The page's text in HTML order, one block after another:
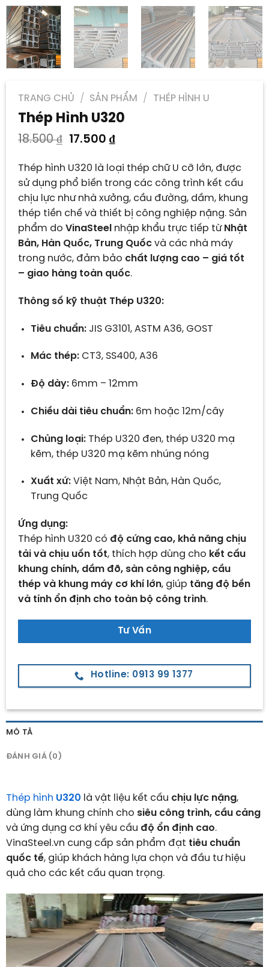
TRANG CHỦ / SẢN PHẨM / THÉP HÌNH U
Thép Hình U320
18.500₫
Giá
là:
18.500 ₫.
17.500 ₫Giá
tại
là:
17.500 ₫.
Thép hình U320 là loại thép chữ U cỡ lớn, được
sử dụng phổ biến trong các công trình kết cấu
chịu lực như nhà xưởng, cầu đường, dầm, khung
thép tiền chế và thiết bị công nghiệp nặng. Sản
phẩm do VinaSteel nhập khẩu trực tiếp từ Nhật
Bản, Hàn Quốc, Trung Quốcvà các nhà máy
trong nước, đảm bảo chất lượng cao – giá tốt
– giao hàng toàn quốc.
Thông số kỹ thuật Thép U320:
Tiêu chuẩn:JIS G3101, ASTM A36, GOST
Mác thép:CT3, SS400, A36
Độ dày:6mm – 12mm
Chiều dài tiêu chuẩn:6m hoặc 12m/cây
Chủng loại:Thép U320 đen, thép U320 mạ
kẽm, thép U320 mạ kẽm nhúng nóng
Xuất xứ:Việt Nam, Nhật Bản, Hàn Quốc,
Trung Quốc
Ứng dụng:
Thép hình U320 có độ cứng cao, khả năng chịu
tải và chịu uốn tốt, thích hợp dùng cho kết cấu
khung chính, dầm đỡ, sàn công nghiệp, cầu
thép và khung máy cơ khí lớn, giúp tăng độ bền
và tính ổn định cho toàn bộ công trình.
Tư Vấn
Hotline: 0913 99 1377
MÔ TẢ
ĐÁNH GIÁ (0)
Thép hình U320 là vật liệu kết cấu chịu lực nặng,
dùng làm khung chính cho siêu công trình, cầu cảng
và ứng dụng cơ khí yêu cầu độ ổn định cao.
VinaSteel.vn cung cấp sản phẩm đạt tiêu chuẩn
quốc tế, giúp khách hàng lựa chọn và đầu tư hiệu
quả cho các kết cấu quan trọng.